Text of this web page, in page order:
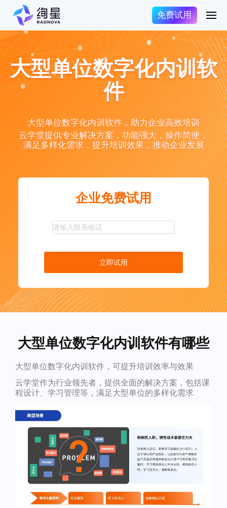
免费试用
大型单位数字化内训软
件
大型单位数字化内训软件，助力企业高效培训
云学堂提供专业解决方案，功能强大，操作简便，
满足多样化需求，提升培训效果，推动企业发展
企业免费试用
立即试用
大型单位数字化内训软件有哪些
大型单位数字化内训软件，可提升培训效率与效果
云学堂作为行业领先者，提供全面的解决方案，包括课
程设计、学习管理等，满足大型单位的多样化需求